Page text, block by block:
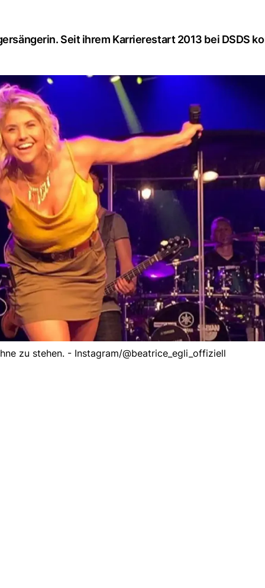
Seit ihrem Karrierestart 2013 bei DSDS
zu stehen. - Instagram/@beatrice_egli_offiziell